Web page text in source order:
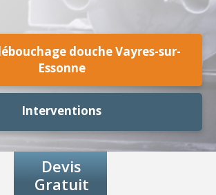
douche Vayres-sur-
Essonne
Interventions
Devis
Gratuit